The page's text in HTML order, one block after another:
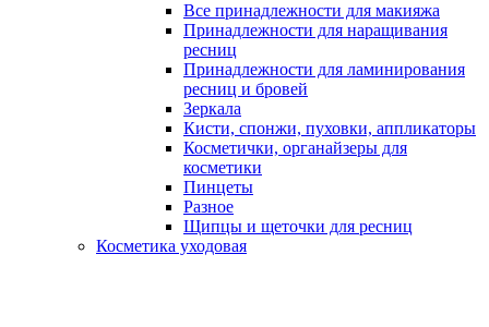
Все принадлежности для макияжа
Принадлежности для наращивания
ресниц
Принадлежности для ламинирования
ресниц и бровей
Зеркала
Кисти, спонжи, пуховки, аппликаторы
Косметички, органайзеры для
косметики
Пинцеты
Разное
Щипцы и щеточки для ресниц
Косметика уходовая